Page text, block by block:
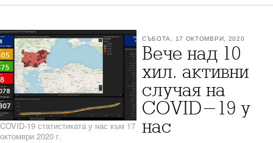
СЪБОТА, 17 ОКТОМВРИ, 2020
Вече над 10
хил. активни
случая на
COVID-19 у
нас
COVID-19 статистиката у нас към 17
октомври 2020 г.